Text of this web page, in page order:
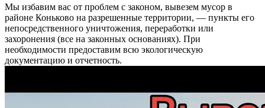
Мы избавим вас от проблем с законом, вывезем мусор в
районе Коньково на разрешенные территории, — пункты его
непосредственного уничтожения, переработки или
захоронения (все на законных основаниях). При
необходимости предоставим всю экологическую
документацию и отчетность.